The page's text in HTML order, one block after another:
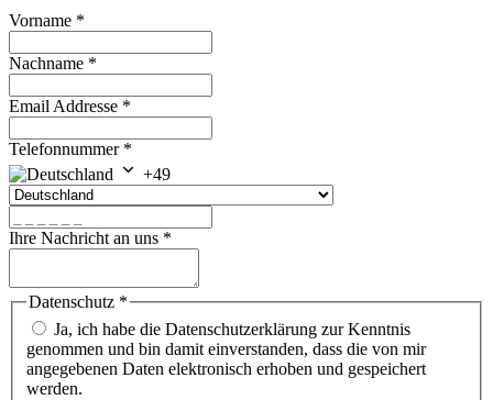
Vorname *
Nachname *
Email Addresse *
Telefonnummer *
+49
Ihre Nachricht an uns *
Datenschutz *
Ja, ich habe die Datenschutzerklärung zur Kenntnis
genommen und bin damit einverstanden, dass die von mir
angegebenen Daten elektronisch erhoben und gespeichert
werden.